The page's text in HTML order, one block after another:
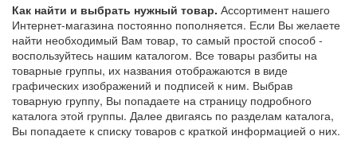
Как найти и выбрать нужный товар. Ассортимент нашего
Интернет-магазина постоянно пополняется. Если Вы желаете
найти необходимый Вам товар, то самый простой способ -
воспользуйтесь нашим каталогом. Все товары разбиты на
товарные группы, их названия отображаются в виде
графических изображений и подписей к ним. Выбрав
товарную группу, Вы попадаете на страницу подробного
каталога этой группы. Далее двигаясь по разделам каталога,
Вы попадаете к списку товаров с краткой информацией о них.